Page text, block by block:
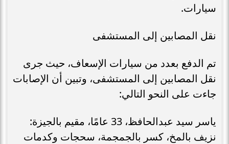
سيارات.
نقل المصابين إلى المستشفى
تم الدفع بعدد من سيارات الإسعاف، حيث جرى
نقل المصابين إلى المستشفى، وتبين أن الإصابات
جاءت على النحو التالي:
ياسر سيد عبدالحافظ، 33 عامًا، مقيم بالجيزة:
نزيف بالمخ، كسر بالجمجمة، سحجات وكدمات